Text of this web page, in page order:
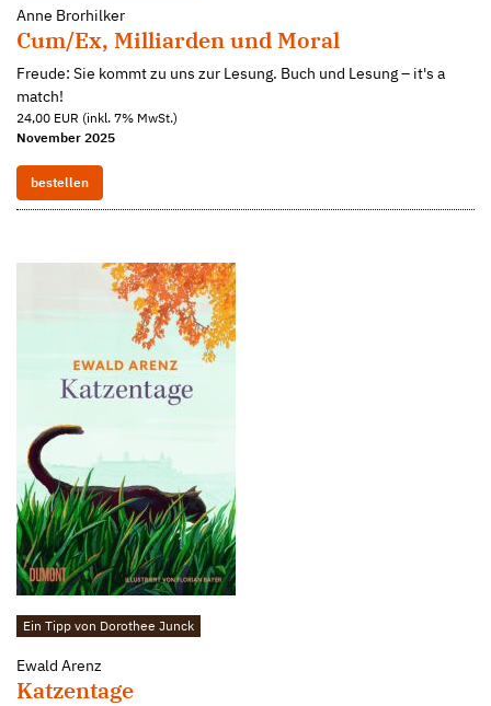
Anne Brorhilker
Cum/Ex, Milliarden und Moral
Freude: Sie kommt zu uns zur Lesung. Buch und Lesung – it's a
match!
24,00 EUR (inkl. 7% MwSt.)
November 2025
bestellen
Ein Tipp von Dorothee Junck
Ewald Arenz
Katzentage